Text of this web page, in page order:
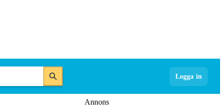
Logga in
Annons